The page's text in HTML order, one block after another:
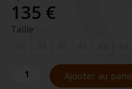
135 €
Taille :
RIGORER
Ajouter au